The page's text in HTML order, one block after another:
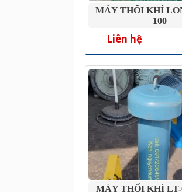
MÁY THỔI KHÍ
100
Liên hệ
MÁY THỔI KHÍ LT-